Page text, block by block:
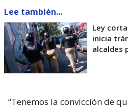
Lee también...
Ley
inicia
alcaldes
“Tenemos la convicción de